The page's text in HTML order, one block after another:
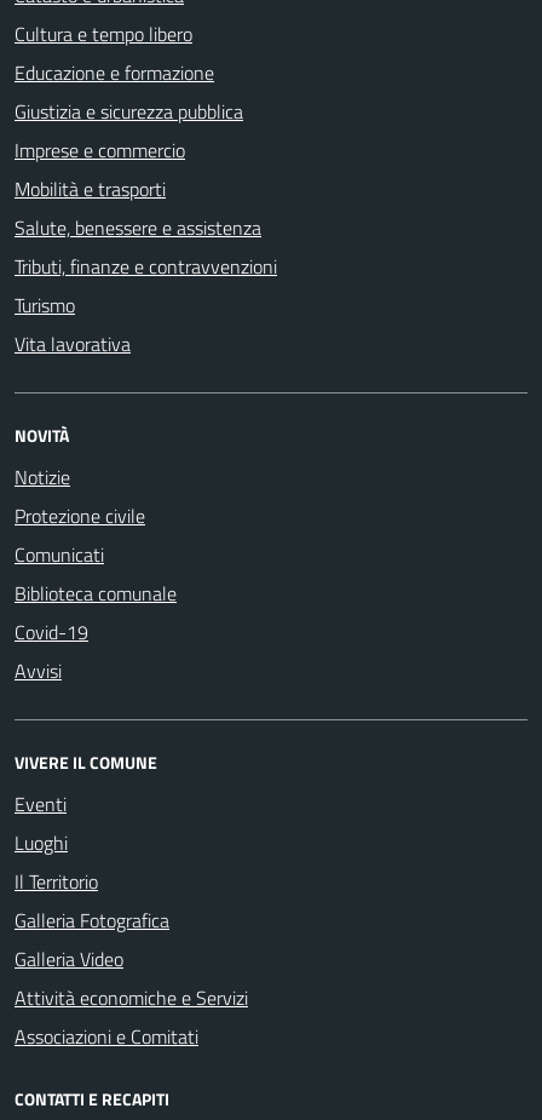
Cultura e tempo libero
Educazione e formazione
Giustizia e sicurezza pubblica
Imprese e commercio
Mobilità e trasporti
Salute, benessere e assistenza
Tributi, finanze e contravvenzioni
Turismo
Vita lavorativa
NOVITÀ
Notizie
Protezione civile
Comunicati
Biblioteca comunale
Covid-19
Avvisi
VIVERE IL COMUNE
Eventi
Luoghi
Il Territorio
Galleria Fotografica
Galleria Video
Attività economiche e Servizi
Associazioni e Comitati
CONTATTI E RECAPITI